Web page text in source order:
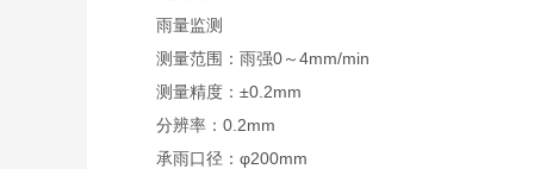
雨量监测
测量范围：雨强0～4mm/min
测量精度：±0.2mm
分辨率：0.2mm
承雨口径：φ200mm